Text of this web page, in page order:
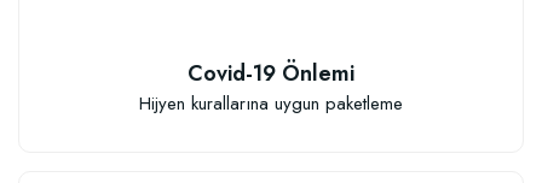
Covid-19 Önlemi
Hijyen kurallarına uygun paketleme